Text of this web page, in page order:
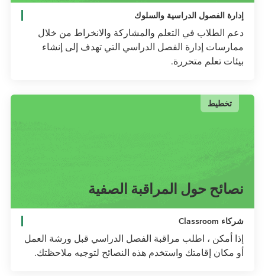
إدارة الفصول الدراسية والسلوك
دعم الطلاب في التعلم والمشاركة والانخراط من خلال
ممارسات إدارة الفصل الدراسي التي تهدف إلى إنشاء
بيئات تعلم متحررة.
تخطيط
نصائح حول المراقبة الصفية
شركاء Classroom
إذا أمكن ، اطلب مراقبة الفصل الدراسي قبل ورشة العمل
أو مكان إقامتك واستخدم هذه النصائح لتوجيه ملاحظتك.